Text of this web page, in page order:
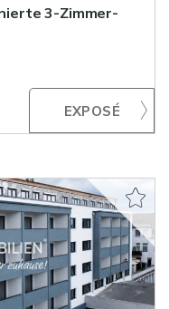
3-Zimmer-